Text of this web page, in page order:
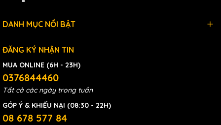
DANH MỤC NỔI BẬT
ĐĂNG KÝ NHẬN TIN
MUA ONLINE (6H - 23H)
0376844460
Tất cả các ngày trong tuần
GÓP Ý & KHIẾU NẠI (08:30 - 22H)
08 678 577 84